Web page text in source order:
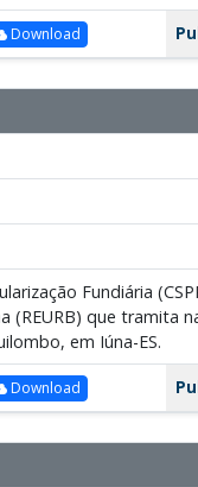
Download
Fundiária
que tramita
em Iúna-ES.
Download